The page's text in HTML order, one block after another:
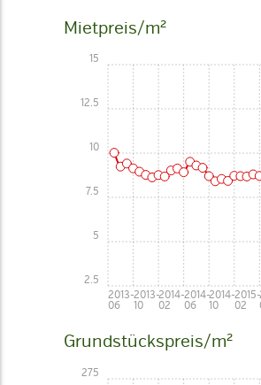
Mietpreis/m²
2013-
06
2013-
10
2014-
02
2014-
06
2014-
10
2015-
02
2.5
5
7.5
10
12.5
15
Grundstückspreis/m²
275